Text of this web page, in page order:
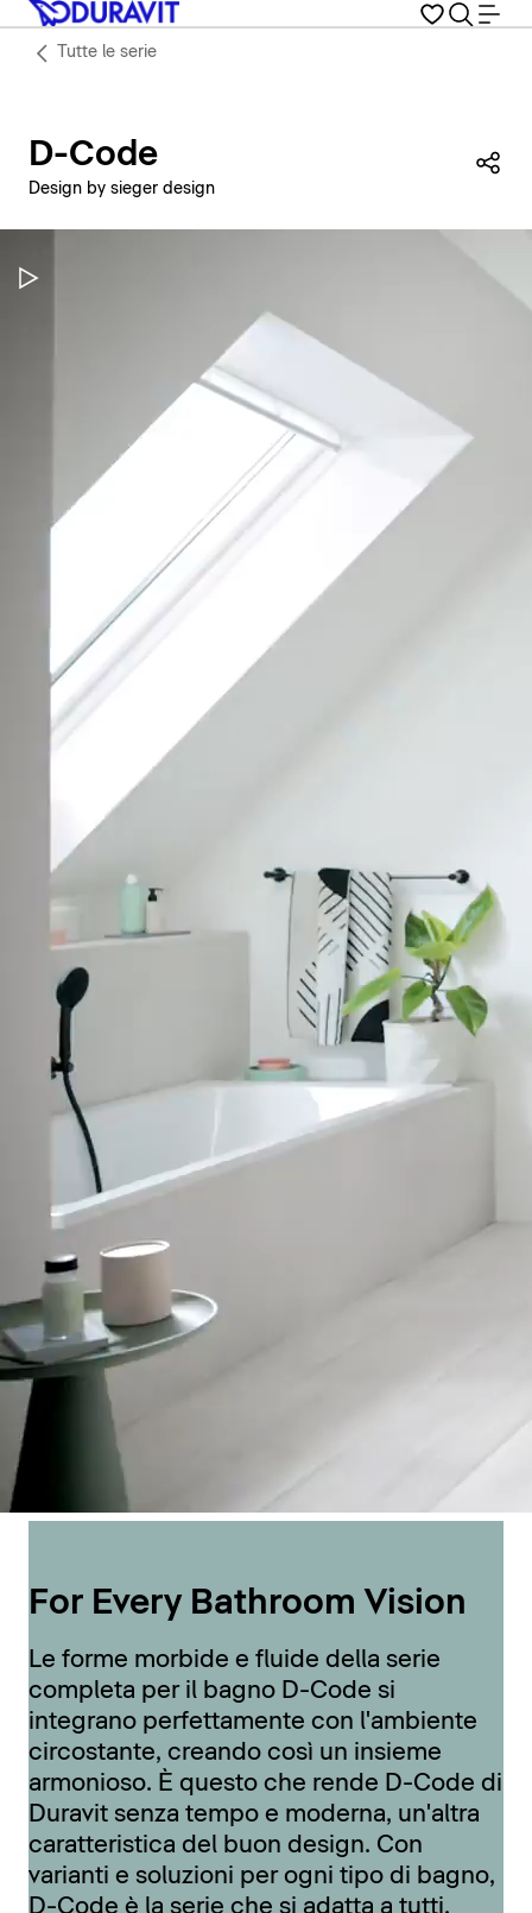
Tutte le serie
D-Code
Design by sieger design
Metti in pausa il video
For Every Bathroom Vision
Le forme morbide e fluide della serie
completa per il bagno D-Code si
integrano perfettamente con l'ambiente
circostante, creando così un insieme
armonioso. È questo che rende D-Code di
Duravit senza tempo e moderna, un'altra
caratteristica del buon design. Con
varianti e soluzioni per ogni tipo di bagno,
D-Code è la serie che si adatta a tutti.